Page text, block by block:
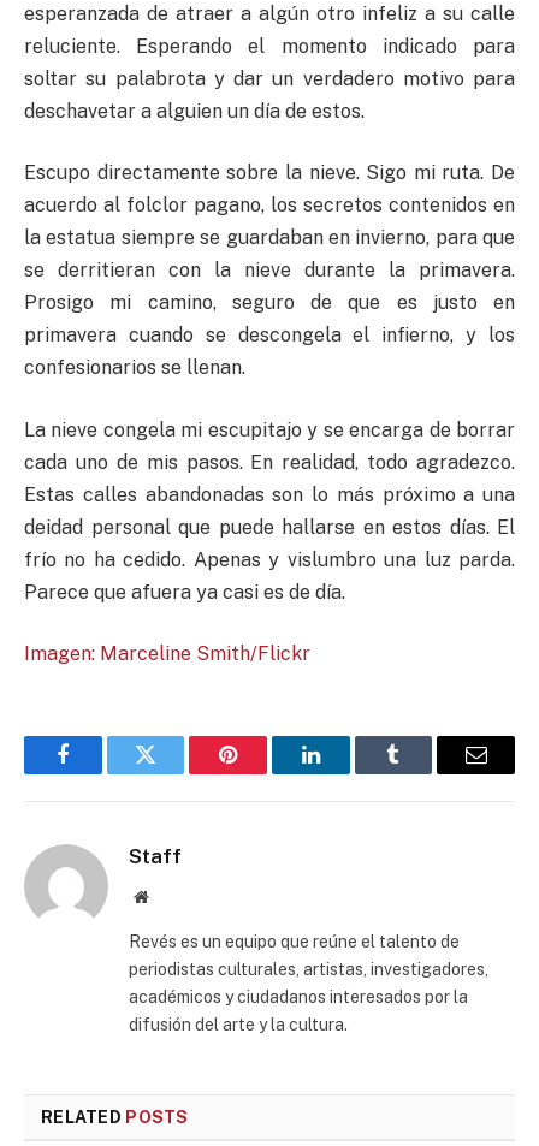
esperanzada de atraer a algún otro infeliz a su calle
reluciente. Esperando el momento indicado para
soltar su palabrota y dar un verdadero motivo para
deschavetar a alguien un día de estos.
Escupo directamente sobre la nieve. Sigo mi ruta. De
acuerdo al folclor pagano, los secretos contenidos en
la estatua siempre se guardaban en invierno, para que
se derritieran con la nieve durante la primavera.
Prosigo mi camino, seguro de que es justo en
primavera cuando se descongela el infierno, y los
confesionarios se llenan.
La nieve congela mi escupitajo y se encarga de borrar
cada uno de mis pasos. En realidad, todo agradezco.
Estas calles abandonadas son lo más próximo a una
deidad personal que puede hallarse en estos días. El
frío no ha cedido. Apenas y vislumbro una luz parda.
Parece que afuera ya casi es de día.
Imagen: Marceline Smith/Flickr
FacebookTwitter Pinterest LinkedInTumblr Email
Staff
Website
Revés es un equipo que reúne el talento de
periodistas culturales, artistas, investigadores,
académicos y ciudadanos interesados por la
difusión del arte y la cultura.
RELATED POSTS